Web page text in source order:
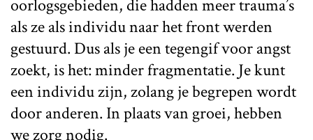
oorlogsgebieden, die hadden meer trauma’s
als ze als individu naar het front werden
gestuurd. Dus als je een tegengif voor angst
zoekt, is het: minder fragmentatie. Je kunt
een individu zijn, zolang je begrepen wordt
door anderen. In plaats van groei, hebben
we zorg nodig.